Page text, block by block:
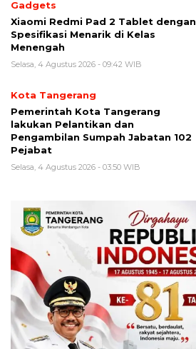
Gadgets
Xiaomi Redmi Pad 2 Tablet dengan
Spesifikasi Menarik di Kelas
Menengah
Selasa, 4 Agustus 2026 - 09:42 WIB
Kota Tangerang
Pemerintah Kota Tangerang
lakukan Pelantikan dan
Pengambilan Sumpah Jabatan 102
Pejabat
Selasa, 4 Agustus 2026 - 03:50 WIB